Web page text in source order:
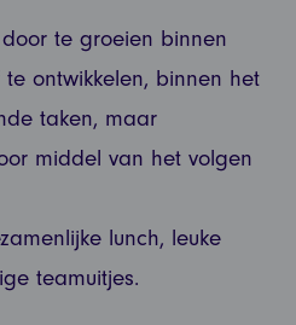
te groeien binnen
ontwikkelen, binnen het
taken, maar
middel van het volgen
lunch, leuke
teamuitjes.